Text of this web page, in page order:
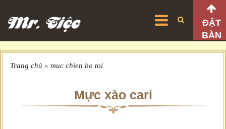
ĐẶT
BÀN
Trang chủ » muc chien bo toi
Mực xào cari